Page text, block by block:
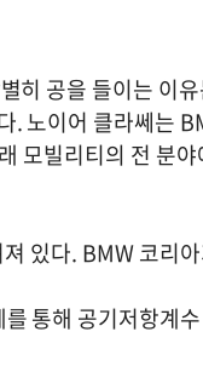
히 공을 들이는 이
. 노이어 클라쎄는
모빌리티의 전 분
있다. BMW 코리
통해 공기저항계